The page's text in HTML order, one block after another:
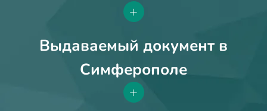
+
Выдаваемый документ в
Симферополе
+